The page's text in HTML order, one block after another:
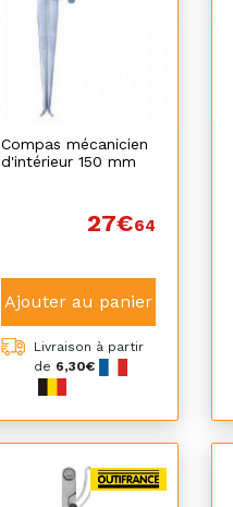
Compas mécanicien
d'intérieur 150 mm
27€64
Ajouter au panier
Livraison à partir
de 6,30€